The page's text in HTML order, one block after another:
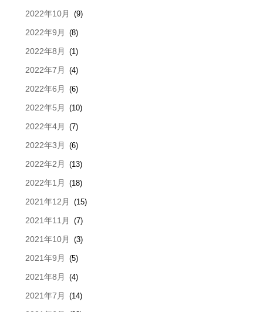
2022年10月 (9)
2022年9月 (8)
2022年8月 (1)
2022年7月 (4)
2022年6月 (6)
2022年5月 (10)
2022年4月 (7)
2022年3月 (6)
2022年2月 (13)
2022年1月 (18)
2021年12月 (15)
2021年11月 (7)
2021年10月 (3)
2021年9月 (5)
2021年8月 (4)
2021年7月 (14)